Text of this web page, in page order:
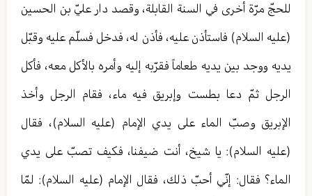
للحجّ مرّة أخرى في السنة القابلة، وقصد دار عليّ بن الحسين
(عليه السلام) فاستأذن عليه، فأذن له، فدخل فسلّم عليه وقبّل
يديه ووجد بين يديه طعاماً فقرّبه إليه وأمره بالأكل معه، فأكل
الرجل ثمّ دعا بطست وإبريق فيه ماء، فقام الرجل وأخذ
الإبريق وصبّ الماء على يدي الإمام (عليه السلام)، فقال
(عليه السلام): يا شيخ، أنت ضيفنا، فكيف تصبّ على يدي
الماء؟ فقال: إنّي أحبّ ذلك، فقال الإمام (عليه السلام): لمّا